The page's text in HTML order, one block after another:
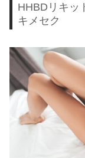
HHBDリキッ
キメセク